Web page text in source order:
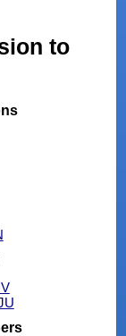
to